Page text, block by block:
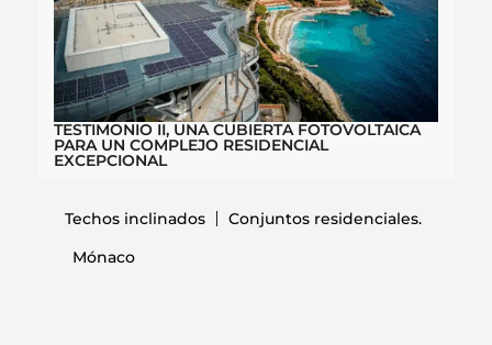
TESTIMONIO II, UNA CUBIERTA FOTOVOLTAICA
PARA UN COMPLEJO RESIDENCIAL
EXCEPCIONAL
Techos inclinados
Conjuntos residenciales.
Mónaco